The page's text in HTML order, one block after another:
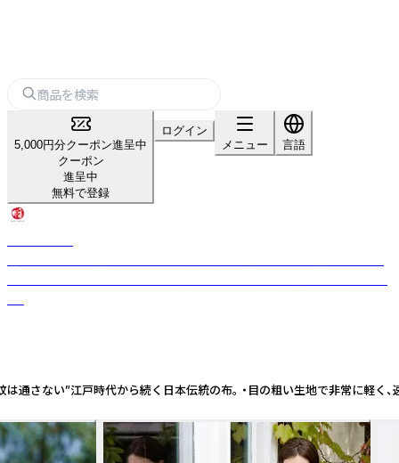
5,000円分クーポン進呈中
クーポン
進呈中
無料で登録
ログイン
メニュー
言語
い”江戸時代から続く日本伝統の布。 ・目の粗い生地で非常に軽